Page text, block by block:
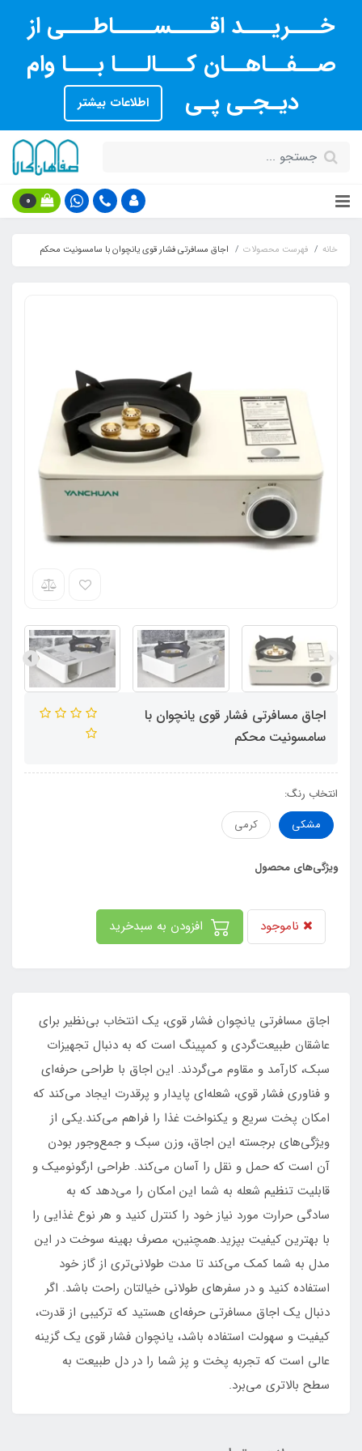
خـــریـــد اقــــســــاطـــی از
صــفــاهــان کـــالـــا بـــا وام
دیـجـی پـی
اطلاعات بیشتر
0
خانه فهرست محصولات اجاق مسافرتی فشار قوی یانچوان با سامسونیت محکم
اجاق مسافرتی فشار قوی یانچوان با
سامسونیت محکم
انتخاب رنگ:
مشکی
کرمی
ویژگی‌های محصول
ناموجود
اجاق مسافرتی یانچوان فشار قوی، یک انتخاب بی‌نظیر برای
عاشقان طبیعت‌گردی و کمپینگ است که به دنبال تجهیزات
سبک، کارآمد و مقاوم می‌گردند. این اجاق با طراحی حرفه‌ای
و فناوری فشار قوی، شعله‌ای پایدار و پرقدرت ایجاد می‌کند که
امکان پخت سریع و یکنواخت غذا را فراهم می‌کند.یکی از
ویژگی‌های برجسته این اجاق، وزن سبک و جمع‌وجور بودن
آن است که حمل و نقل را آسان می‌کند. طراحی ارگونومیک و
قابلیت تنظیم شعله به شما این امکان را می‌دهد که به
سادگی حرارت مورد نیاز خود را کنترل کنید و هر نوع غذایی را
با بهترین کیفیت بپزید.همچنین، مصرف بهینه سوخت در این
مدل به شما کمک می‌کند تا مدت طولانی‌تری از گاز خود
استفاده کنید و در سفرهای طولانی خیالتان راحت باشد. اگر
دنبال یک اجاق مسافرتی حرفه‌ای هستید که ترکیبی از قدرت،
کیفیت و سهولت استفاده باشد، یانچوان فشار قوی یک گزینه
عالی است که تجربه پخت و پز شما را در دل طبیعت به
سطح بالاتری می‌برد.